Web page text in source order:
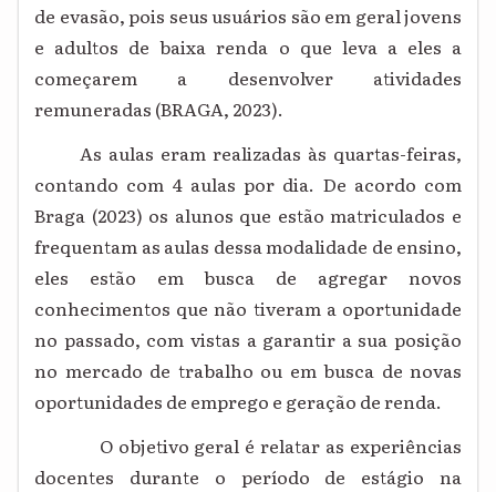
de evasão, pois seus usuários são em geral jovens
e adultos de baixa renda o que leva a eles a
começarem a desenvolver atividades
remuneradas (BRAGA, 2023).
As aulas eram realizadas às quartas-feiras,
contando com 4 aulas por dia. De acordo com
Braga (2023) os alunos que estão matriculados e
frequentam as aulas dessa modalidade de ensino,
eles estão em busca de agregar novos
conhecimentos que não tiveram a oportunidade
no passado, com vistas a garantir a sua posição
no mercado de trabalho ou em busca de novas
oportunidades de emprego e geração de renda.
O objetivo geral é relatar as experiências
docentes durante o período de estágio na